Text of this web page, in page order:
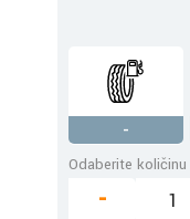
-
Odaberite količinu
-